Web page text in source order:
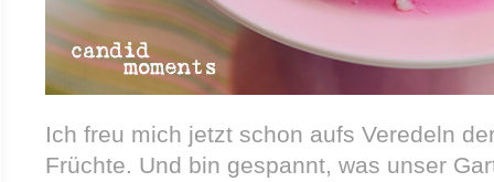
Ich freu mich jetzt schon aufs Veredeln
Früchte. Und bin gespannt, was unser